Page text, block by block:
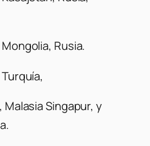
Rusia.
Singapur, y